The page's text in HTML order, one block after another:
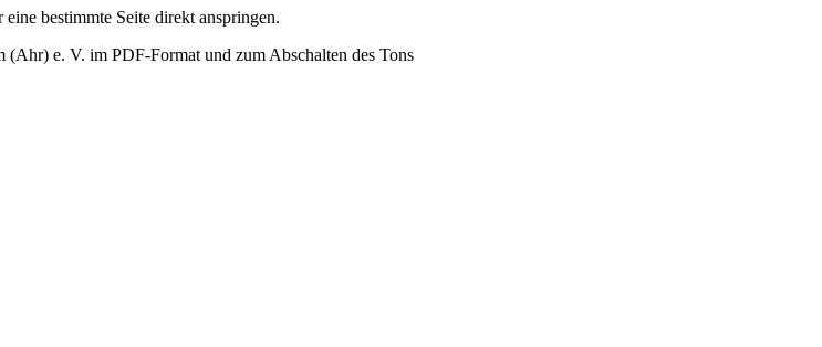
bestimmte Seite direkt anspringen.
e. V. im PDF-Format und zum Abschalten des Tons